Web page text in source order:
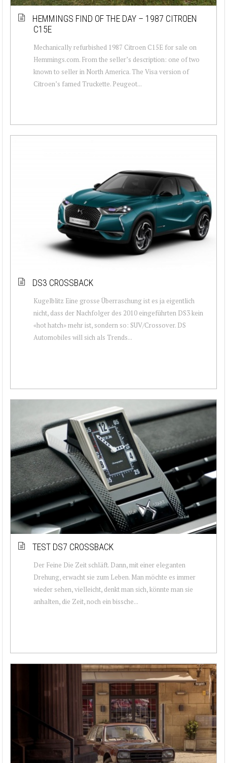
HEMMINGS FIND OF THE DAY – 1987 CITROEN
C15E
Mechanically refurbished 1987 Citroen C15E for sale on
Hemmings.com. From the seller’s description: one of two
known to seller in North America. The Visa version of
Citroen’s famed Truckette. Peugeot...
DS3 CROSSBACK
Kugelblitz Eine grosse Überraschung ist es ja eigentlich
nicht, dass der Nachfolger des 2010 eingeführten DS3 kein
«hot hatch» mehr ist, sondern so: SUV/Crossover. DS
Automobiles will sich als Trends...
TEST DS7 CROSSBACK
Der Feine Die Zeit schläft. Dann, mit einer eleganten
Drehung, erwacht sie zum Leben. Man möchte es immer
wieder sehen, vielleicht, denkt man sich, könnte man sie
anhalten, die Zeit, noch ein bissche...